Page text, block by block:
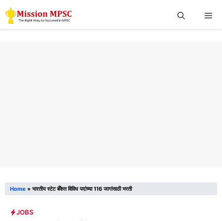
Skip
to
Home » भारतीय स्टेट बँकेत विविध पदांच्या 116 जागांसाठी भरती
JOBS